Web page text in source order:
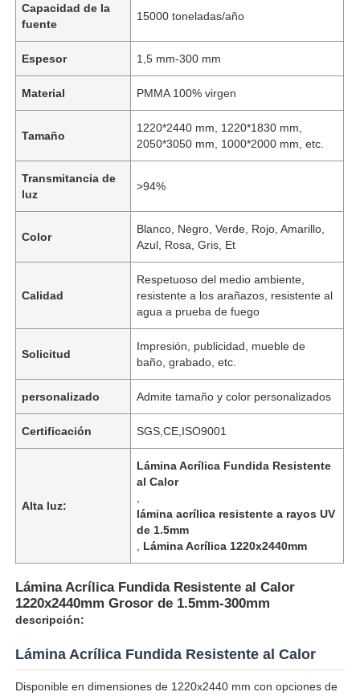
Inicio
Capacidad de la
fuente
15000 toneladas/año
Espesor 1,5 mm-300 mm
Material PMMA 100% virgen
Tamaño
1220*2440 mm, 1220*1830 mm,
2050*3050 mm, 1000*2000 mm, etc.
Transmitancia de
luz
>94%
Color
Blanco, Negro, Verde, Rojo, Amarillo,
Azul, Rosa, Gris, Et
Calidad
Respetuoso del medio ambiente,
resistente a los arañazos, resistente al
agua a prueba de fuego
Solicitud
Impresión, publicidad, mueble de
baño, grabado, etc.
personalizado Admite tamaño y color personalizados
Certificación SGS,CE,ISO9001
Alta luz:
Lámina Acrílica Fundida Resistente
al Calor
lámina acrílica resistente a rayos UV
de 1.5mm
Lámina Acrílica 1220x2440mm
Lámina Acrílica Fundida Resistente al Calor
1220x2440mm Grosor de 1.5mm-300mm
descripción:
Lámina Acrílica Fundida Resistente al Calor
Disponible en dimensiones de 1220x2440 mm con opciones de